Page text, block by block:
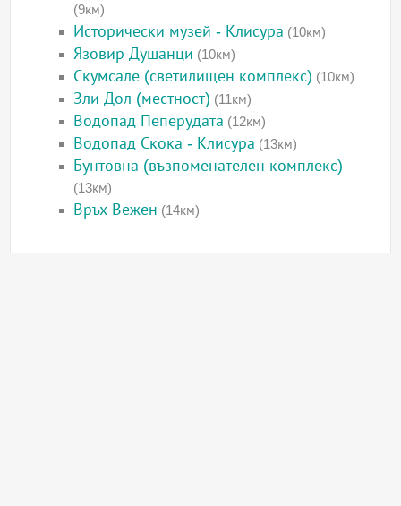
(9км)
Исторически музей - Клисура (10км)
Язовир Душанци (10км)
Скумсале (светилищен комплекс) (10км)
Зли Дол (местност) (11км)
Водопад Пеперудата (12км)
Водопад Скока - Клисура (13км)
Бунтовна (възпоменателен комплекс)
(13км)
Връх Вежен (14км)